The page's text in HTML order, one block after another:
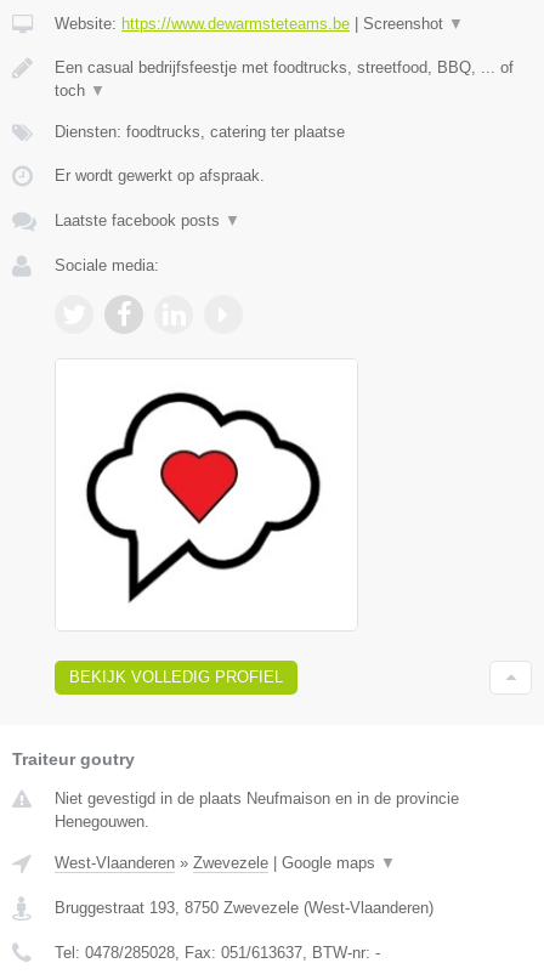
Website: https://www.dewarmsteteams.be Screenshot ▼
Een casual bedrijfsfeestje met foodtrucks, streetfood, BBQ, ... of
toch ▼
Diensten: foodtrucks, catering ter plaatse
Er wordt gewerkt op afspraak.
Laatste facebook posts ▼
Sociale media:
BEKIJK VOLLEDIG PROFIEL
Traiteur goutry
Niet gevestigd in de plaats Neufmaison en in de provincie
Henegouwen.
West-Vlaanderen » Zwevezele Google maps ▼
Bruggestraat 193, 8750 Zwevezele (West-Vlaanderen)
Tel: 0478/285028, Fax: 051/613637, BTW-nr: -